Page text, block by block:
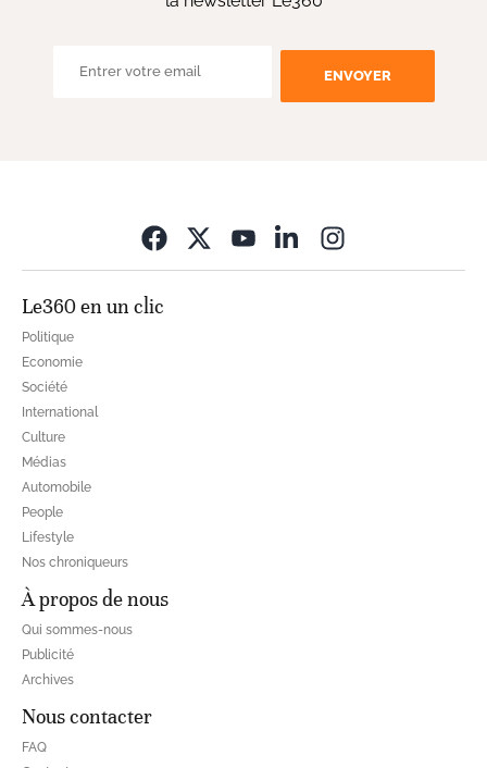
ENVOYER
Le360 en un clic
Politique
Economie
Société
International
Culture
Médias
Automobile
People
Lifestyle
Nos chroniqueurs
À propos de nous
Qui sommes-nous
Publicité
Archives
Nous contacter
FAQ